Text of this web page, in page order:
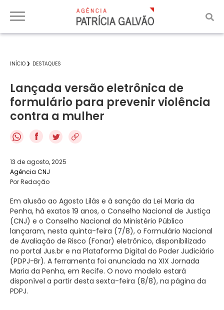
INÍCIO DESTAQUES
Lançada versão eletrônica de
formulário para prevenir violência
contra a mulher
f
13 de agosto, 2025
Agência CNJ
Por Redação
Em alusão ao Agosto Lilás e à sanção da Lei Maria da
Penha, há exatos 19 anos, o Conselho Nacional de Justiça
(CNJ) e o Conselho Nacional do Ministério Público
lançaram, nesta quinta-feira (7/8), o Formulário Nacional
de Avaliação de Risco (Fonar) eletrônico, disponibilizado
no portal Jus.br e na Plataforma Digital do Poder Judiciário
(PDPJ-Br). A ferramenta foi anunciada na XIX Jornada
Maria da Penha, em Recife. O novo modelo estará
disponível a partir desta sexta-feira (8/8), na página da
PDPJ.